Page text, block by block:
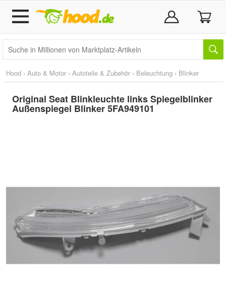
Hood › Auto & Motor › Autoteile & Zubehör › Beleuchtung › Blinker
Original Seat Blinkleuchte links Spiegelblinker
Außenspiegel Blinker 5FA949101